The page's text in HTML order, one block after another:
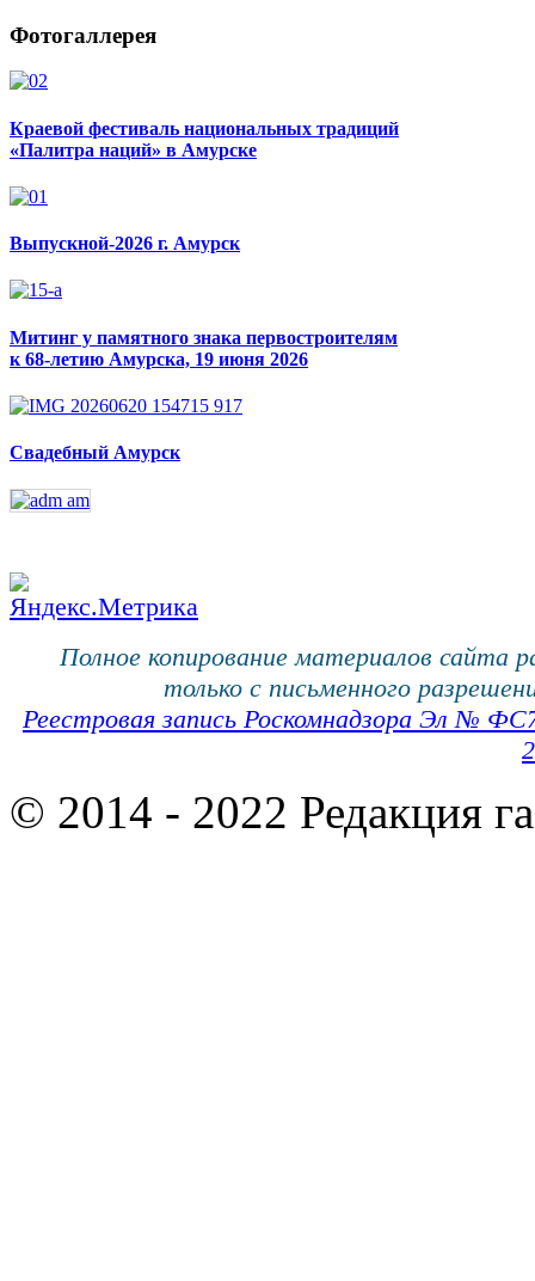
Фотогаллерея
Краевой фестиваль национальных традиций
«Палитра наций» в Амурске
Выпускной-2026 г. Амурск
Митинг у памятного знака первостроителям
к 68-летию Амурска, 19 июня 2026
Свадебный Амурск
Полное копирование материалов сайта
только с письменного
Реестровая запись Роскомнадзора Эл №
© 2014 - 2022 Редакция